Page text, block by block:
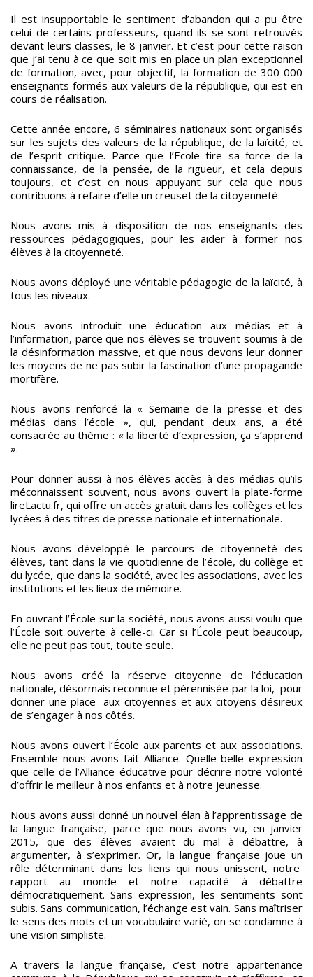
Il est insupportable le sentiment d’abandon qui a pu être
celui de certains professeurs, quand ils se sont retrouvés
devant leurs classes, le 8 janvier. Et c’est pour cette raison
que j’ai tenu à ce que soit mis en place un plan exceptionnel
de formation, avec, pour objectif, la formation de 300 000
enseignants formés aux valeurs de la république, qui est en
cours de réalisation.
Cette année encore, 6 séminaires nationaux sont organisés
sur les sujets des valeurs de la république, de la laïcité, et
de l’esprit critique. Parce que l’Ecole tire sa force de la
connaissance, de la pensée, de la rigueur, et cela depuis
toujours, et c’est en nous appuyant sur cela que nous
contribuons à refaire d’elle un creuset de la citoyenneté.
Nous avons mis à disposition de nos enseignants des
ressources pédagogiques, pour les aider à former nos
élèves à la citoyenneté.
Nous avons déployé une véritable pédagogie de la laïcité, à
tous les niveaux.
Nous avons introduit une éducation aux médias et à
l’information, parce que nos élèves se trouvent soumis à de
la désinformation massive, et que nous devons leur donner
les moyens de ne pas subir la fascination d’une propagande
mortifère.
Nous avons renforcé la « Semaine de la presse et des
médias dans l’école », qui, pendant deux ans, a été
consacrée au thème : « la liberté d’expression, ça s’apprend
».
Pour donner aussi à nos élèves accès à des médias qu’ils
méconnaissent souvent, nous avons ouvert la plate-forme
lireLactu.fr, qui offre un accès gratuit dans les collèges et les
lycées à des titres de presse nationale et internationale.
Nous avons développé le parcours de citoyenneté des
élèves, tant dans la vie quotidienne de l’école, du collège et
du lycée, que dans la société, avec les associations, avec les
institutions et les lieux de mémoire.
En ouvrant l’École sur la société, nous avons aussi voulu que
l’École soit ouverte à celle-ci. Car si l’École peut beaucoup,
elle ne peut pas tout, toute seule.
Nous avons créé la réserve citoyenne de l’éducation
nationale, désormais reconnue et pérennisée par la loi, pour
donner une place aux citoyennes et aux citoyens désireux
de s’engager à nos côtés.
Nous avons ouvert l’École aux parents et aux associations.
Ensemble nous avons fait Alliance. Quelle belle expression
que celle de l’Alliance éducative pour décrire notre volonté
d’offrir le meilleur à nos enfants et à notre jeunesse.
Nous avons aussi donné un nouvel élan à l’apprentissage de
la langue française, parce que nous avons vu, en janvier
2015, que des élèves avaient du mal à débattre, à
argumenter, à s’exprimer. Or, la langue française joue un
rôle déterminant dans les liens qui nous unissent, notre
rapport au monde et notre capacité à débattre
démocratiquement. Sans expression, les sentiments sont
subis. Sans communication, l’échange est vain. Sans maîtriser
le sens des mots et un vocabulaire varié, on se condamne à
une vision simpliste.
A travers la langue française, c’est notre appartenance